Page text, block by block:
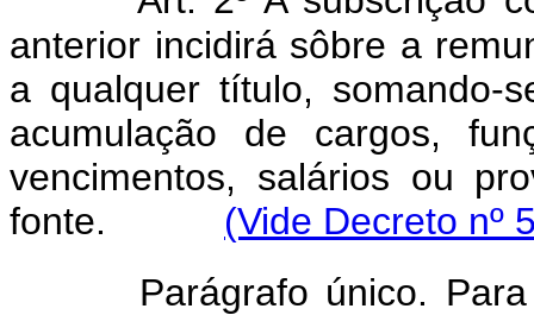
anterior incidirá sôbre a
a qualquer título, somando-
acumulação de cargos,
vencimentos, salários ou
fonte. (Vide Decreto nº
Parágrafo único.